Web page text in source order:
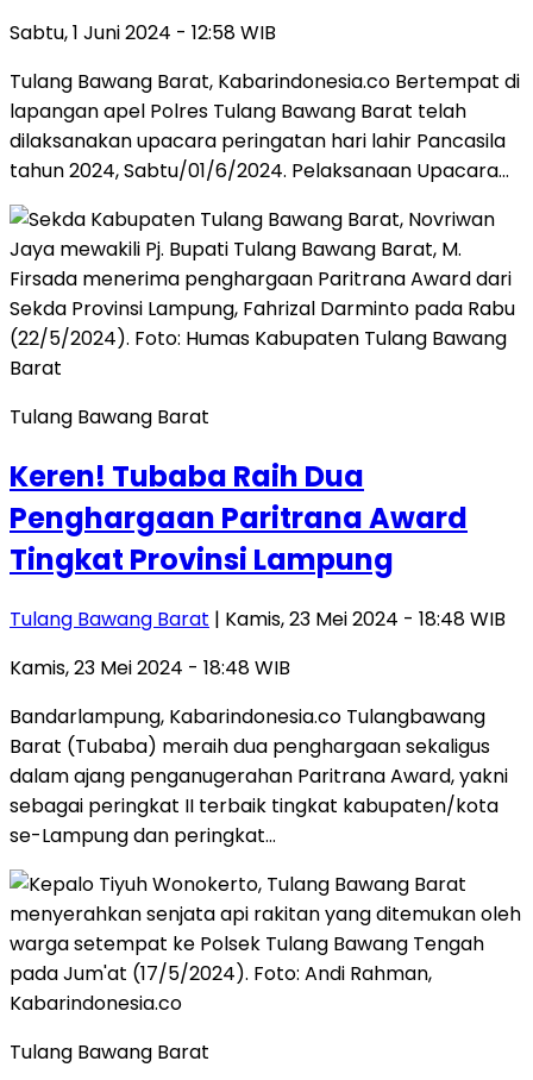
Sabtu, 1 Juni 2024 - 12:58 WIB
Tulang Bawang Barat, Kabarindonesia.co Bertempat di
lapangan apel Polres Tulang Bawang Barat telah
dilaksanakan upacara peringatan hari lahir Pancasila
tahun 2024, Sabtu/01/6/2024. Pelaksanaan Upacara…
Tulang Bawang Barat
Keren! Tubaba Raih Dua
Penghargaan Paritrana Award
Tingkat Provinsi Lampung
Tulang Bawang Barat | Kamis, 23 Mei 2024 - 18:48 WIB
Kamis, 23 Mei 2024 - 18:48 WIB
Bandarlampung, Kabarindonesia.co Tulangbawang
Barat (Tubaba) meraih dua penghargaan sekaligus
dalam ajang penganugerahan Paritrana Award, yakni
sebagai peringkat II terbaik tingkat kabupaten/kota
se-Lampung dan peringkat…
Tulang Bawang Barat